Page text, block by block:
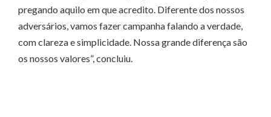
pregando aquilo em que acredito. Diferente dos nossos
adversários, vamos fazer campanha falando a verdade,
com clareza e simplicidade. Nossa grande diferença são
os nossos valores”, concluiu.